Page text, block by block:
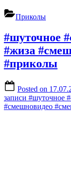
Приколы
#шуточное
#жиза
#приколы
Posted on
записи #шуточное
#смешновидео